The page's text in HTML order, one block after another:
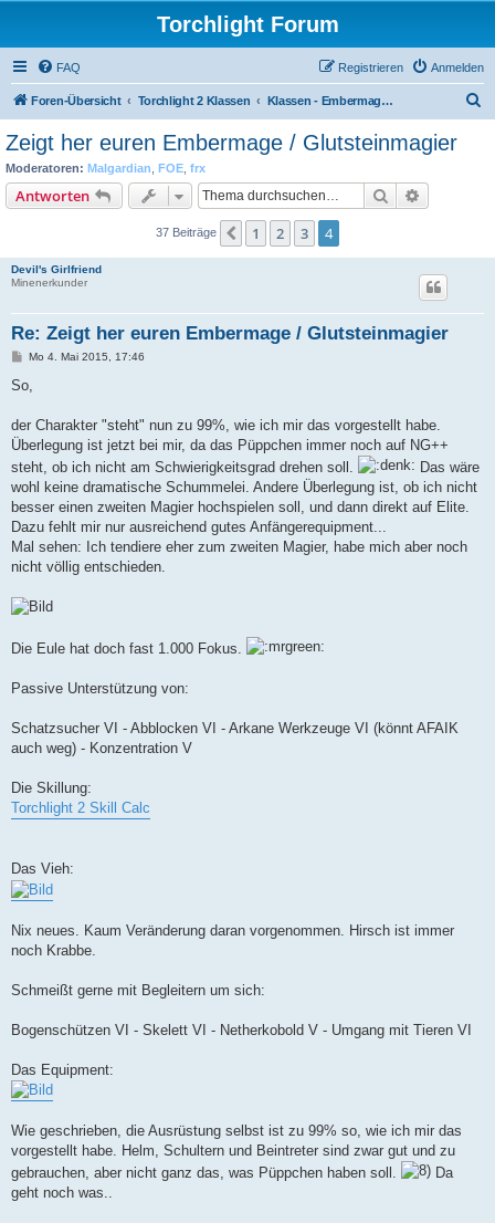
Torchlight Forum
FAQ Anmelden
Registrieren
Foren-Übersicht Torchlight 2 Klassen Klassen - Embermage / Glutsteinmagier
Zeigt her euren Embermage / Glutsteinmagier
Moderatoren: Malgardian FOE frx
Antworten Suche
37 Beiträge Vorherige
1 2 3 4
Devil's Girlfriend
Minenerkunder
Re: Zeigt her euren Embermage / Glutsteinmagier
B
i
a
Mo 4. Mai 2015, 17:46
So,
der Charakter "steht" nun zu 99%, wie ich mir das vorgestellt habe.
Überlegung ist jetzt bei mir, da das Püppchen immer noch auf NG++
steht, ob ich nicht am Schwierigkeitsgrad drehen soll.
Das wäre
wohl keine dramatische Schummelei. Andere Überlegung ist, ob ich nicht
besser einen zweiten Magier hochspielen soll, und dann direkt auf Elite.
Dazu fehlt mir nur ausreichend gutes Anfängerequipment...
Mal sehen: Ich tendiere eher zum zweiten Magier, habe mich aber noch
nicht völlig entschieden.
Die Eule hat doch fast 1.000 Fokus.
Passive Unterstützung von:
Schatzsucher VI - Abblocken VI - Arkane Werkzeuge VI (könnt AFAIK
auch weg) - Konzentration V
Die Skillung:
Torchlight 2 Skill Calc
Das Vieh:
Nix neues. Kaum Veränderung daran vorgenommen. Hirsch ist immer
noch Krabbe.
Schmeißt gerne mit Begleitern um sich:
Bogenschützen VI - Skelett VI - Netherkobold V - Umgang mit Tieren VI
Das Equipment:
Wie geschrieben, die Ausrüstung selbst ist zu 99% so, wie ich mir das
vorgestellt habe. Helm, Schultern und Beintreter sind zwar gut und zu
gebrauchen, aber nicht ganz das, was Püppchen haben soll.
Da
geht noch was..